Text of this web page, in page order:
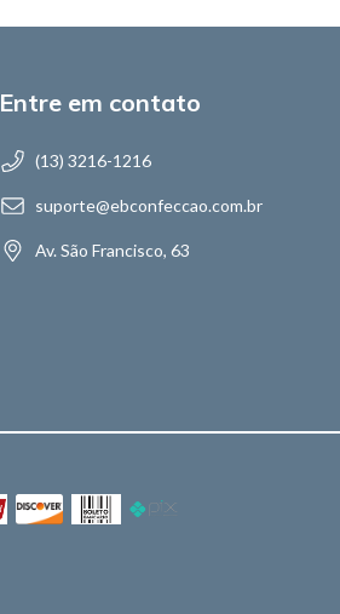
Entre em contato
(13) 3216-1216
suporte@ebconfeccao.com.br
Av. São Francisco, 63